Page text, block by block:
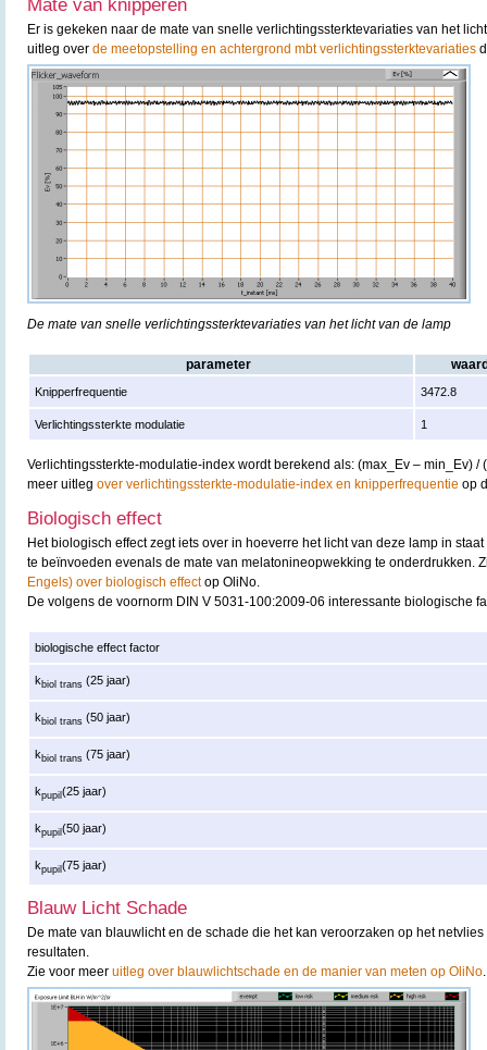
Mate van knipperen
Er is gekeken naar de mate van snelle verlichtingssterktevariaties van het
uitleg over de meetopstelling en achtergrond mbt verlichtingssterktevariaties
De mate van snelle verlichtingssterktevariaties van het licht van de lamp
parameter
Knipperfrequentie 3472.8
Verlichtingssterkte modulatie 1
Verlichtingssterkte-modulatie-index wordt berekend als: (max_Ev – min_Ev) /
meer uitleg over verlichtingssterkte-modulatie-index en knipperfrequentie op
Biologisch effect
Het biologisch effect zegt iets over in hoeverre het licht van deze lamp in
te beïnvoeden evenals de mate van melatonineopwekking te onderdrukken.
Engels) over biologisch effectop OliNo.
De volgens de voornorm DIN V 5031-100:2009-06 interessante biologische
biologische effect factor
kbiol trans (25 jaar)
kbiol trans (50 jaar)
kbiol trans (75 jaar)
kpupil(25 jaar)
kpupil(50 jaar)
kpupil(75 jaar)
Blauw Licht Schade
De mate van blauwlicht en de schade die het kan veroorzaken op het
resultaten.
Zie voor meer uitleg over blauwlichtschade en de manier van meten op OliNo.